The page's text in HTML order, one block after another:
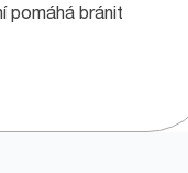
pomáhá bránit